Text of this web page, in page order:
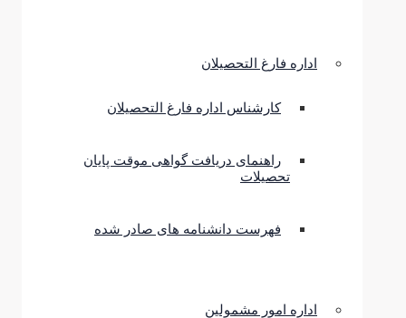
اداره فارغ التحصیلان
کارشناس اداره فارغ التحصیلان
راهنمای دریافت گواهی موقت پایان
تحصیلات
فهرست دانشنامه های صادر شده
اداره امور مشمولین